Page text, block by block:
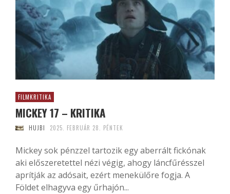
FILMKRITIKA
MICKEY 17 – KRITIKA
HUJBI 2025. FEBRUÁR 28. PÉNTEK
Mickey sok pénzzel tartozik egy aberrált fickónak
aki előszeretettel nézi végig, ahogy láncfűrésszel
aprítják az adósait, ezért menekülőre fogja. A
Földet elhagyva egy űrhajón...